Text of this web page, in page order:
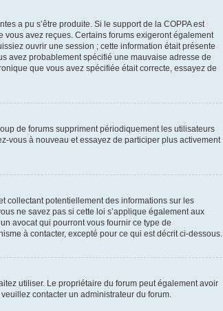
a pu s’être produite. Si le support de la COPPA est
avez reçues. Certains forums exigeront également
ouvrir une session ; cette information était présente
avez probablement spécifié une mauvaise adresse de
que vous avez spécifiée était correcte, essayez de
de forums suppriment périodiquement les utilisateurs
vous à nouveau et essayez de participer plus activement
collectant potentiellement des informations sur les
ne savez pas si cette loi s’applique également aux
avocat qui pourront vous fournir ce type de
à contacter, excepté pour ce qui est décrit ci-dessous.
utiliser. Le propriétaire du forum peut également avoir
contacter un administrateur du forum.